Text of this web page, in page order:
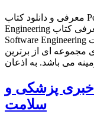
معرفی و دانلود کتاب Perspectives on Data Science for Software
Engineering الف. معرفی کتاب Perspectives on Data Science for
Software Engineering کتاب مهندسی نرم افزار با عنوان ' نظریات
مجموعه ای از برترین
خبری پزشکی و
سلامت